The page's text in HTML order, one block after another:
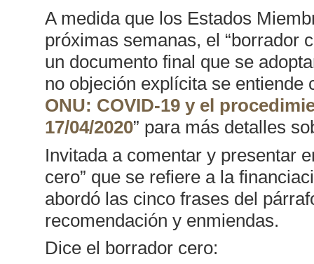
A medida que los Estados
próximas semanas, el “borrador
un documento final que se
no objeción explícita se entiende
ONU: COVID-19 y el
17/04/2020” para más detalles
Invitada a comentar y presentar
cero” que se refiere a la
abordó las cinco frases del
recomendación y enmiendas.
Dice el borrador cero: